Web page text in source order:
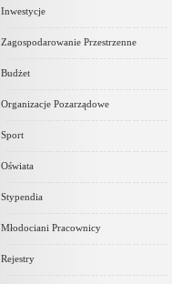
Inwestycje
Zagospodarowanie Przestrzenne
Budżet
Organizacje Pozarządowe
Sport
Oświata
Stypendia
Młodociani Pracownicy
Rejestry